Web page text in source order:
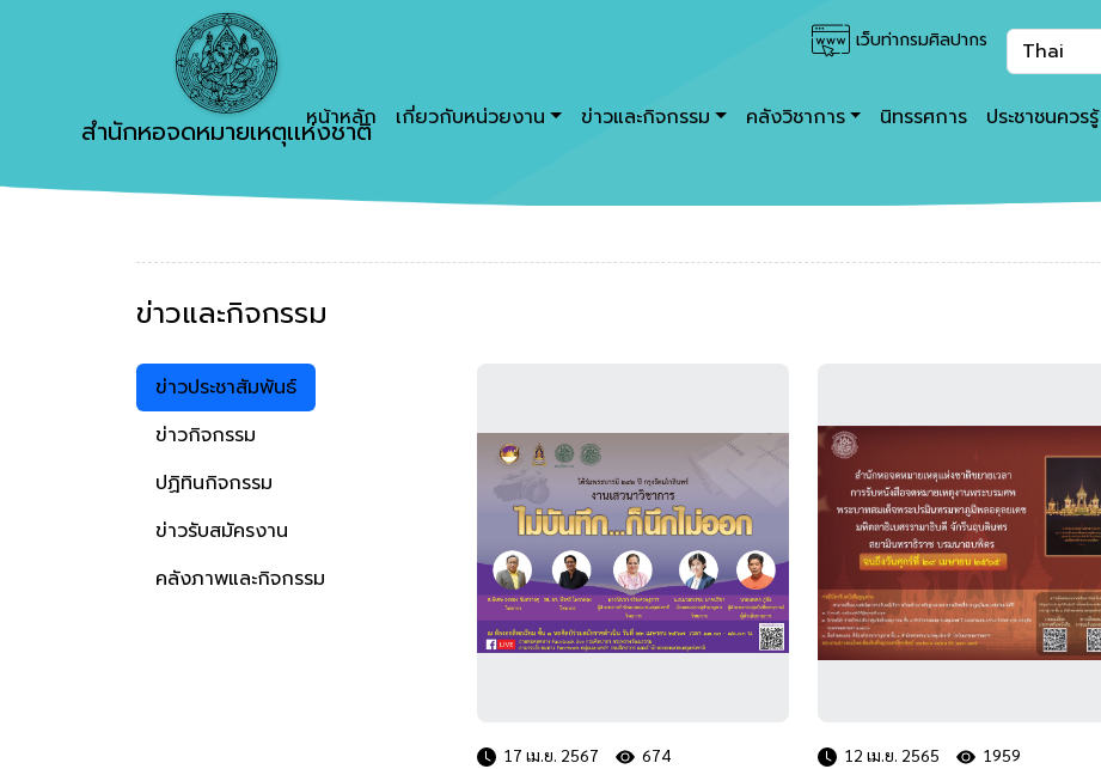
เว็บท่ากรมศิลปากร
สำนักหอจดหมายเหตุเเห่งชาติ
หน้าหลัก เกี่ยวกับหน่วยงาน ข่าวและกิจกรรม คลังวิชาการ นิทรรศการ ประชาชนควรรู้
ข่าวและกิจกรรม
ข่าวประชาสัมพันธ์
ข่าวกิจกรรม
ปฏิทินกิจกรรม
ข่าวรับสมัครงาน
คลังภาพและกิจกรรม
17 เม.ย. 2567 674 12 เม.ย. 2565 1959